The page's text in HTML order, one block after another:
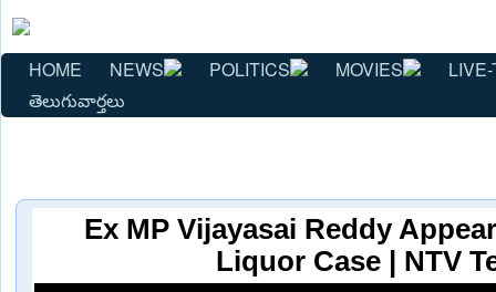
HOME NEWS POLITICS MOVIES
తెలుగువార్తలు
Ex MP Vijayasai Reddy
Liquor Case | NTV